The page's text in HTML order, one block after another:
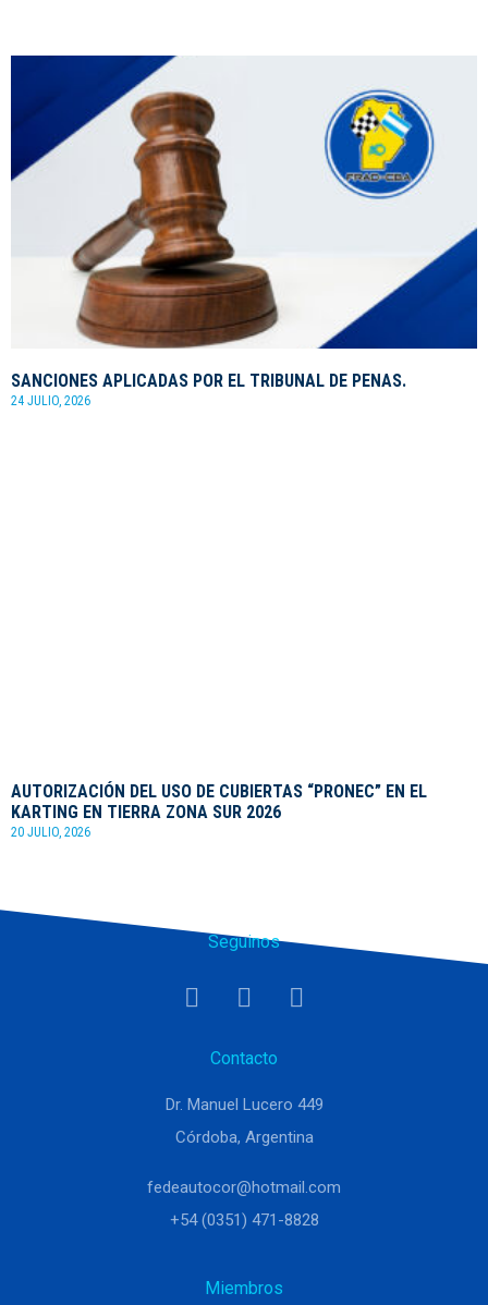
SANCIONES APLICADAS POR EL TRIBUNAL DE PENAS.
24 JULIO, 2026
AUTORIZACIÓN DEL USO DE CUBIERTAS “PRONEC” EN EL
KARTING EN TIERRA ZONA SUR 2026
20 JULIO, 2026
Seguinos
Contacto
Dr. Manuel Lucero 449
Córdoba, Argentina
fedeautocor@hotmail.com
+54 (0351) 471-8828
Miembros